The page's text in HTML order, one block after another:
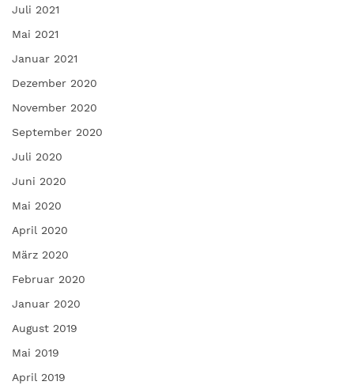
Juli 2021
Mai 2021
Januar 2021
Dezember 2020
November 2020
September 2020
Juli 2020
Juni 2020
Mai 2020
April 2020
März 2020
Februar 2020
Januar 2020
August 2019
Mai 2019
April 2019